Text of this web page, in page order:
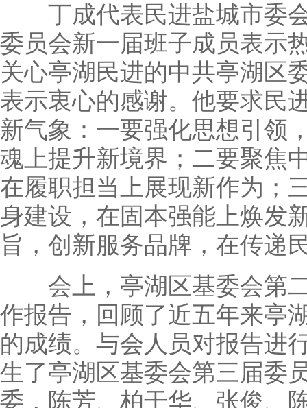
丁成代表民进盐城市委会
委员会新一届班子成员表示
关心亭湖民进的中共亭湖区
表示衷心的感谢。他要求民
新气象：一要强化思想引领
魂上提升新境界；二要聚焦
在履职担当上展现新作为；
身建设，在固本强能上焕发
旨，创新服务品牌，在传递
会上，亭湖区基委会第二
作报告，回顾了近五年来亭
的成绩。与会人员对报告进
生了亭湖区基委会第三届委
委，陈芳、柏干华、张俊、